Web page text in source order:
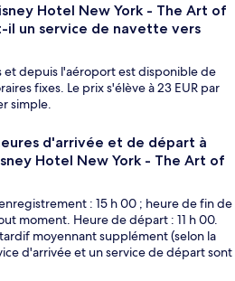
Hotel New York - The Art of
un service de navette vers
et depuis l'aéroport est disponible de
fixes. Le prix s'élève à 23 EUR par
simple.
d'arrivée et de départ à
Hotel New York - The Art of
: 15 h 00 ; heure de fin de
moment. Heure de départ : 11 h 00.
moyennant supplément (selon la
d'arrivée et un service de départ sont